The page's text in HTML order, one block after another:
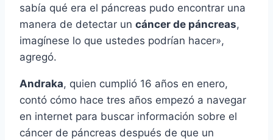
sabí­a qué era el páncreas pudo encontrar una
manera de detectar un cáncer de páncreas,
imagí­nese lo que ustedes podrí­an hacer»,
agregó.
Andraka, quien cumplió 16 años en enero,
contó cómo hace tres años empezó a navegar
en internet para buscar información sobre el
cáncer de páncreas después de que un